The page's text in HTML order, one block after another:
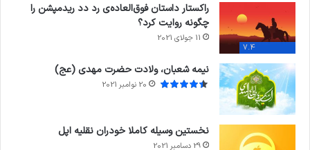
7.4
راکستار داستان فوق‌العاده‌ی رد دد ریدمپشن را
چگونه روایت کرد؟
11 جولای 2021
نیمه شعبان، ولادت حضرت مهدی (عج)
20 نوامبر 2021
نخستین وسیله کاملا خودران نقلیه اپل
29 دسامبر 2021